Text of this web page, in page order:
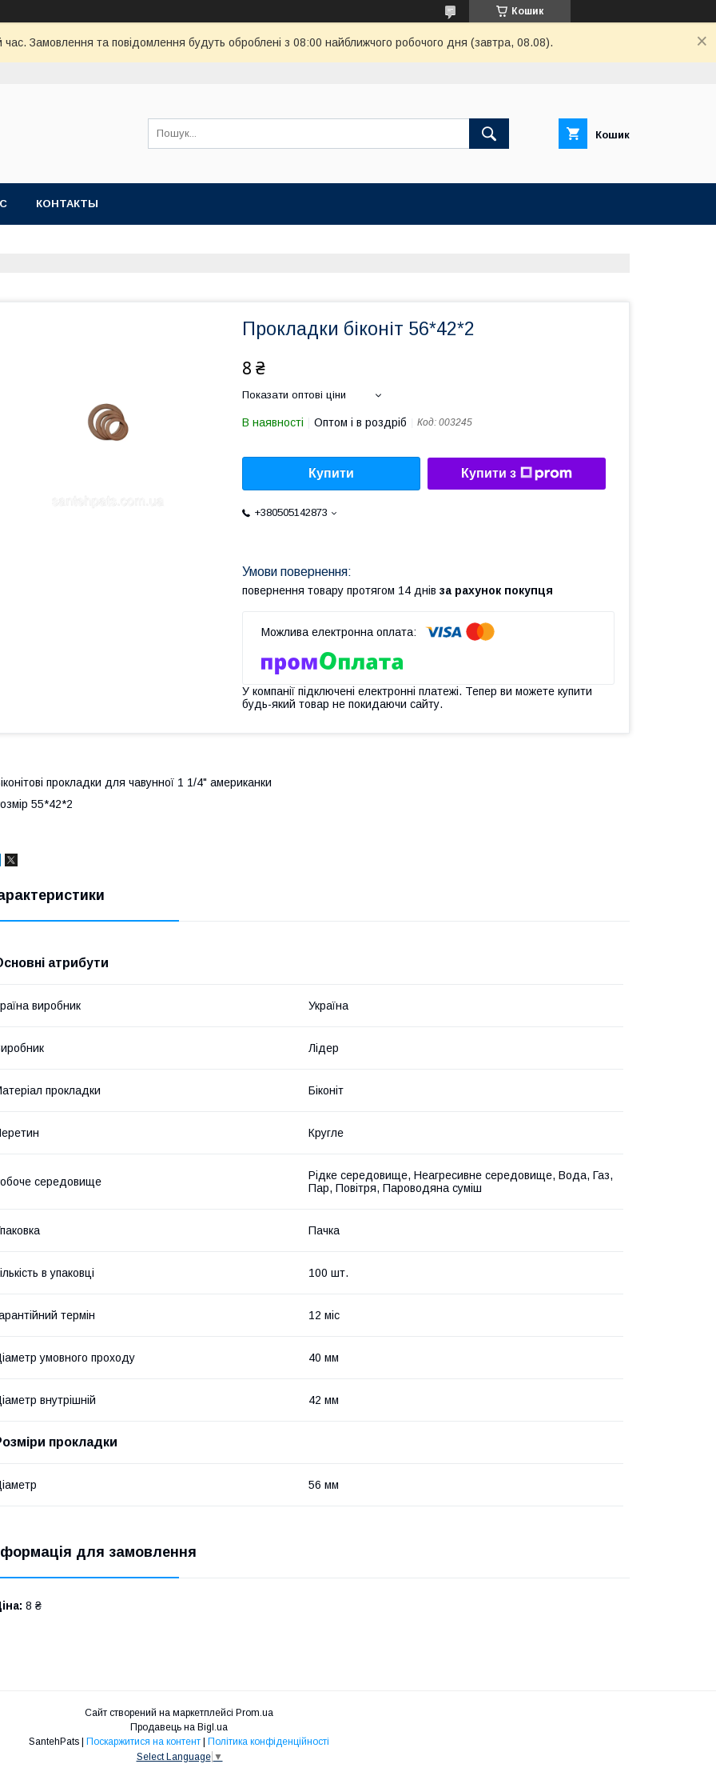
Кошик
час. Замовлення та повідомлення будуть оброблені з 08:00 найближчого робочого дня (завтра, 08.08).
Кошик
КОНТАКТЫ
Прокладки біконіт 56*42*2
8 ₴
Показати оптові ціни
В наявності Оптом і в роздріб Код: 003245
Купити Купити з
+380505142873
повернення товару протягом 14 днів за рахунок покупця
У компанії підключені електронні платежі. Тепер ви можете купити
будь-який товар не покидаючи сайту.
прокладки для чавунної 1 1/4" американки
55*42*2
атрибути
виробник Україна
Лідер
прокладки Біконіт
Кругле
середовище
Рідке середовище, Неагресивне середовище, Вода, Газ,
Пар, Повітря, Пароводяна суміш
Пачка
в упаковці 100 шт.
термін 12 міс
умовного проходу 40 мм
внутрішній 42 мм
прокладки
56 мм
для замовлення
8 ₴
Сайт створений на маркетплейсі Prom.ua
Продавець на Bigl.ua
SantehPats | Поскаржитися на контент | Політика конфіденційності
Select Language ▼